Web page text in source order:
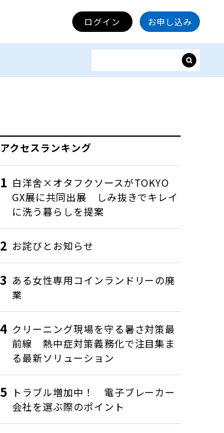
ログイン お申し込み
アクセスランキング
白洋舍×オタフクソースがTOKYO
GX展に共同出展 しみ抜きでキレイ
に洗う暮らしを提案
お詫びとお知らせ
ある女性専用コインランドリーの廃
業
クリーニング現場を守る暑さ対策最
前線 熱中症対策義務化で注目集ま
る最新ソリューション
トラブル増加中！ 電子ブレーカー
会社を選ぶ際のポイント